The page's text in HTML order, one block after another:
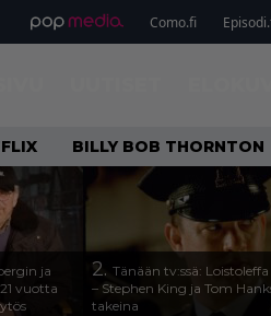
Como.fi
BILLY BOB THORNTON
ja
vuotta
2. Tänään tv:ssä:
– Stephen King ja Tom
takeina